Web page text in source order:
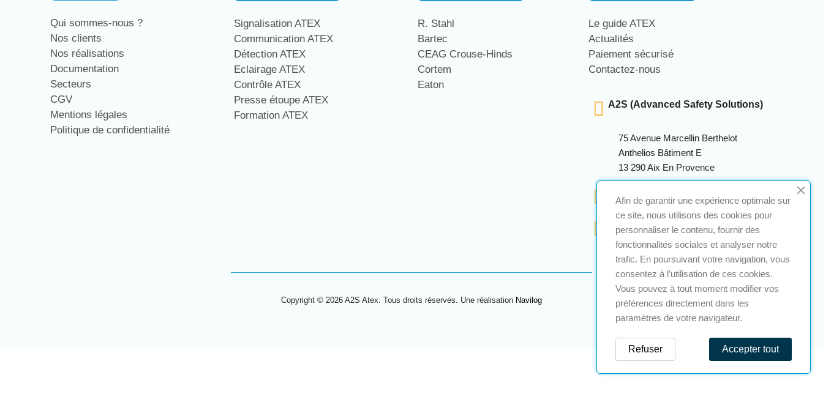
Qui sommes-nous ?
Nos clients
Nos réalisations
Documentation
Secteurs
CGV
Mentions légales
Politique de confidentialité
Signalisation ATEX
Communication ATEX
Détection ATEX
Eclairage ATEX
Contrôle ATEX
Presse étoupe ATEX
Formation ATEX
R. Stahl
Bartec
CEAG Crouse-Hinds
Cortem
Eaton
Le guide ATEX
Actualités
Paiement sécurisé
Contactez-nous
A2S (Advanced Safety Solutions)
75 Avenue Marcellin Berthelot
Anthelios Bâtiment E
13 290 Aix En Provence
Copyright © 2026 A2S Atex. Tous droits réservés. Une réalisation Navilog
Afin de garantir une expérience optimale sur
ce site, nous utilisons des cookies pour
personnaliser le contenu, fournir des
fonctionnalités sociales et analyser notre
trafic. En poursuivant votre navigation, vous
consentez à l’utilisation de ces cookies.
Vous pouvez à tout moment modifier vos
préférences directement dans les
paramètres de votre navigateur.
Accepter tout
Refuser